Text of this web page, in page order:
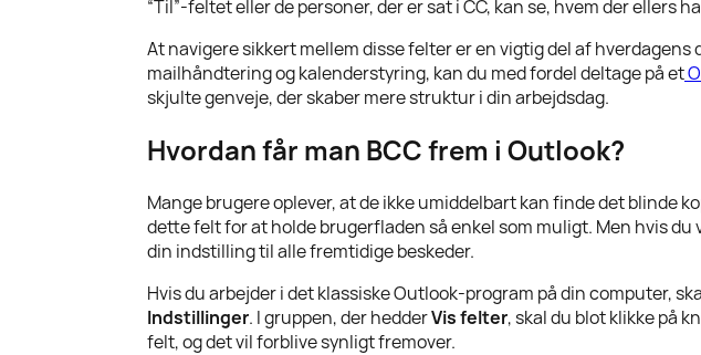
“Til”-feltet eller de personer, der er sat i CC, kan se, hvem der ellers
At navigere sikkert mellem disse felter er en vigtig del af
mailhåndtering og kalenderstyring, kan du med fordel deltage på et
skjulte genveje, der skaber mere struktur i din arbejdsdag.
Hvordan får man BCC frem i Outlook?
Mange brugere oplever, at de ikke umiddelbart kan finde det blinde
dette felt for at holde brugerfladen så enkel som muligt. Men hvis
din indstilling til alle fremtidige beskeder.
Hvis du arbejder i det klassiske Outlook-program på din computer,
Indstillinger. I gruppen, der hedderVis felter, skal du blot klikke på
felt, og det vil forblive synligt fremover.